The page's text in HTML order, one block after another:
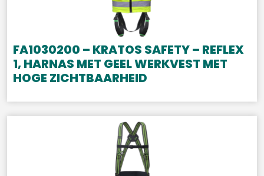
FA1030200 – KRATOS SAFETY – REFLEX
1, HARNAS MET GEEL WERKVEST MET
HOGE ZICHTBAARHEID